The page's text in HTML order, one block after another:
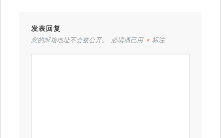
发表回复
您的邮箱地址不会被公开。 必填项已用 *标注